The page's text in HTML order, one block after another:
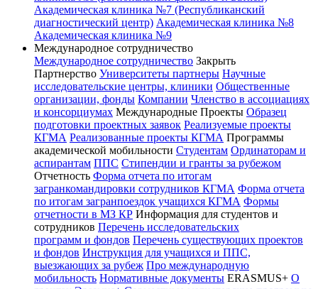
Академическая клиника №7 (Республиканский
диагностический центр) Академическая клиника №8
Академическая клиника №9
Международное сотрудничество
Международное сотрудничество Закрыть
Партнерство Университеты партнеры Научные
исследовательские центры, клиники Общественные
организации, фонды Компании Членство в ассоциациях
и консорциумах Международные Проекты Образец
подготовки проектных заявок Реализуемые проекты
КГМА Реализованные проекты КГМА Программы
академической мобильности Студентам Ординаторам и
аспирантам ППС Стипендии и гранты за рубежом
Отчетность Форма отчета по итогам
загранкомандировки сотрудников КГМА Форма отчета
по итогам загранпоездок учащихся КГМА Формы
отчетности в МЗ КР Информация для студентов и
сотрудников Перечень исследовательских
программ и фондов Перечень существующих проектов
и фондов Инструкция для учащихся и ППС,
выезжающих за рубеж Про международную
мобильность Нормативные документы ERASMUS+ О